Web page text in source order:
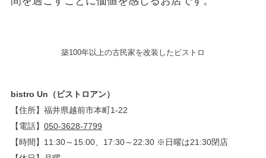
築100年以上の古民家を改装したビストロ
bistro Un（ビストロアン）
【住所】福井県越前市本町1-22
【電話】 050-3628-7799
【時間】11:30～15:00、17:30～22:30 ※日曜は21:30閉店